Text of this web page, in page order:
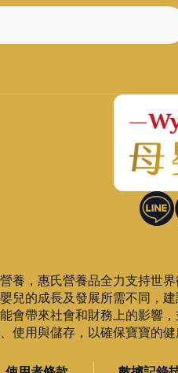
養，惠氏營養品全力支持世
兒的成長及發展所需不同，
會帶來社會和財務上的影響
使用與儲存，以確保寶寶的